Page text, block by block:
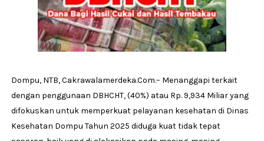
Dompu, NTB, Cakrawalamerdeka.Com.– Menanggapi terkait
dengan penggunaan DBHCHT, (40%) atau Rp. 9,934 Miliar yang
difokuskan untuk memperkuat pelayanan kesehatan di Dinas
Kesehatan Dompu Tahun 2025 diduga kuat tidak tepat